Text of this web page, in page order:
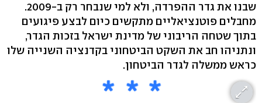
שבנו את גדר ההפרדה, ולא למי שנבחר רק ב-2009.
מחבלים פוטנציאליים מתקשים כיום לבצע פיגועים
בתוך שטחה הריבוני של מדינת ישראל בזכות הגדר,
ונתניהו חב את השקט הביטחוני בקדנציה השנייה שלו
כראש ממשלה לגדר הביטחון.